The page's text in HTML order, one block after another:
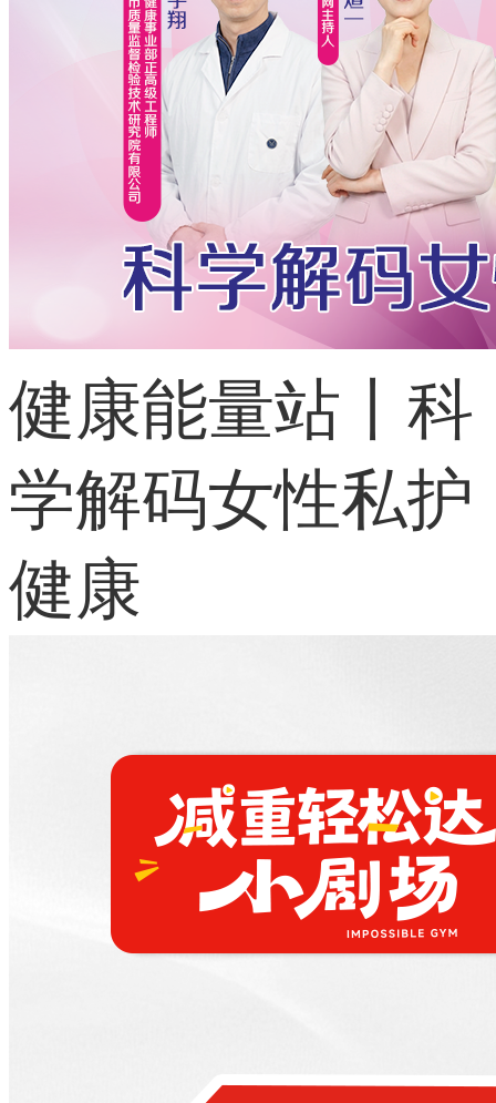
健康能量站丨科
学解码女性私护
健康